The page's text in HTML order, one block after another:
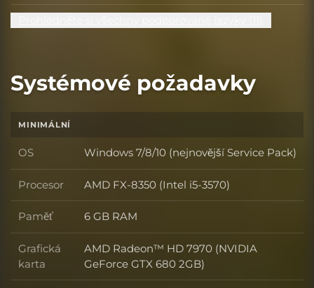
Systémové požadavky
MINIMÁLNÍ
OS OS
Windows 7/8/10 (nejnovější Service Pack)
Procesor Procesor
AMD FX-8350 (Intel i5-3570)
Paměť Paměť
6 GB RAM
Grafická
karta
Grafická karta
AMD Radeon™ HD 7970 (NVIDIA
GeForce GTX 680 2GB)